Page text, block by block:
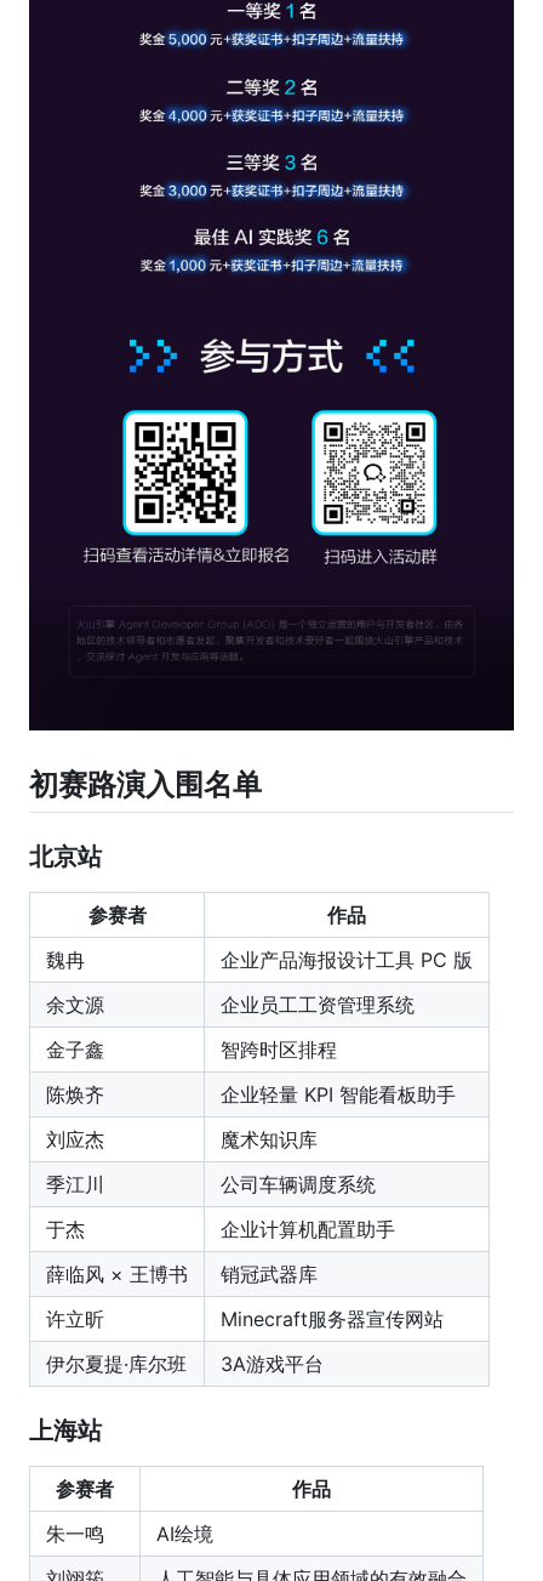
初赛路演入围名单
北京站
参赛者
作品
魏冉
企业产品海报设计工具 PC 版
余文源
企业员工工资管理系统
金子鑫
智跨时区排程
陈焕齐
企业轻量 KPI 智能看板助手
刘应杰
魔术知识库
季江川
公司车辆调度系统
于杰
企业计算机配置助手
薛临风 × 王博书
销冠武器库
许立昕
Minecraft服务器宣传网站
伊尔夏提·库尔班
3A游戏平台
上海站
参赛者
作品
朱一鸣
AI绘境